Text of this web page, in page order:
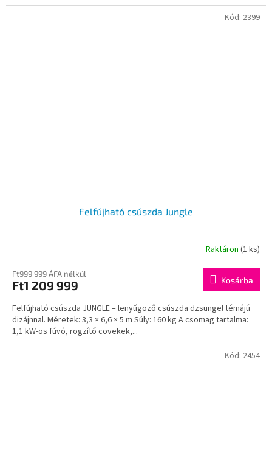
Felfújható csúszda Jungle
Raktáron (1 ks)
Ft999 999 ÁFA nélkül
Ft1 209 999 Kosárba
Felfújható csúszda JUNGLE – lenyűgöző csúszda dzsungel témájú
dizájnnal. Méretek: 3,3 × 6,6 × 5 m Súly: 160 kg A csomag tartalma:
1,1 kW-os fúvó, rögzítő cövekek,...
Kód: 2399
Kód: 2454